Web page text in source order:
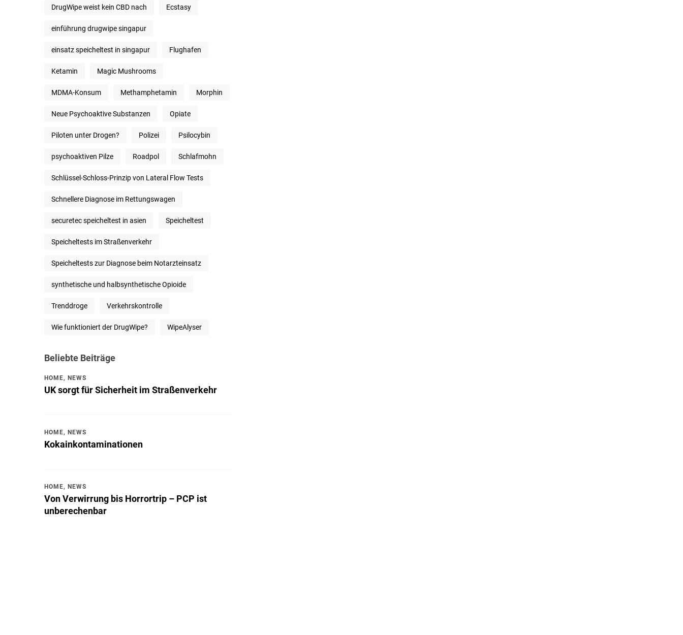
DrugWipe weist kein CBD nach Ecstasy
einführung drugwipe singapur
einsatz speicheltest in singapur Flughafen
Ketamin Magic Mushrooms
MDMA-Konsum Methamphetamin Morphin
Neue Psychoaktive Substanzen Opiate
Piloten unter Drogen? Polizei Psilocybin
psychoaktiven Pilze Roadpol Schlafmohn
Schlüssel-Schloss-Prinzip von Lateral Flow Tests
Schnellere Diagnose im Rettungswagen
securetec speicheltest in asien Speicheltest
Speicheltests im Straßenverkehr
Speicheltests zur Diagnose beim Notarzteinsatz
synthetische und halbsynthetische Opioide
Trenddroge Verkehrskontrolle
Wie funktioniert der DrugWipe? WipeAlyser
Beliebte Beiträge
HOME, NEWS
UK sorgt für Sicherheit im Straßenverkehr
HOME, NEWS
Kokainkontaminationen
HOME, NEWS
Von Verwirrung bis Horrortrip – PCP ist
unberechenbar